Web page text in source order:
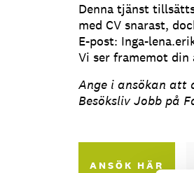
Denna tjänst
med CV snarast,
E-post: Inga-
Vi ser framemot din
Ange i ansökan att
Besöksliv Jobb på
ANSÖK HÄR